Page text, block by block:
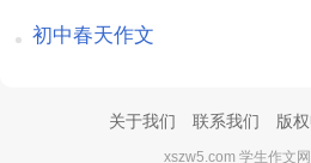
初中春天作文
关于我们 联系我们 版
xszw5.com 学生作文